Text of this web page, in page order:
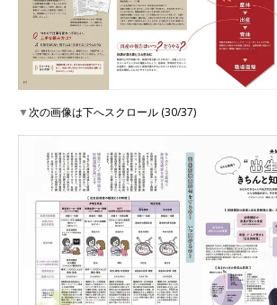
▼次の画像は下へスクロール (30/37)